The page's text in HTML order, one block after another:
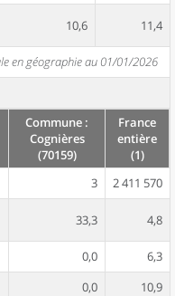
10,6 11,4
en géographie au 01/01/2026
Commune :
Cognières
(70159)
France
entière
(1)
3
2 411 570
33,3 4,8
0,0
6,3
0,0
10,9